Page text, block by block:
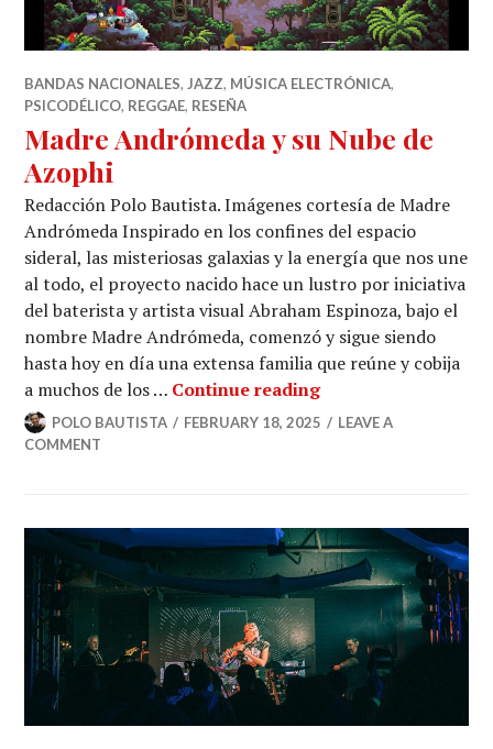
BANDAS NACIONALES, JAZZ, MÚSICA ELECTRÓNICA,
PSICODÉLICO, REGGAE, RESEÑA
Madre Andrómeda y su Nube de
Azophi
Redacción Polo Bautista. Imágenes cortesía de Madre
Andrómeda Inspirado en los confines del espacio
sideral, las misteriosas galaxias y la energía que nos une
al todo, el proyecto nacido hace un lustro por iniciativa
del baterista y artista visual Abraham Espinoza, bajo el
nombre Madre Andrómeda, comenzó y sigue siendo
hasta hoy en día una extensa familia que reúne y cobija
a muchos de los … Continue readingMadre Andrómeda
POLO BAUTISTA FEBRUARY 18, 2025
LEAVE A
COMMENT